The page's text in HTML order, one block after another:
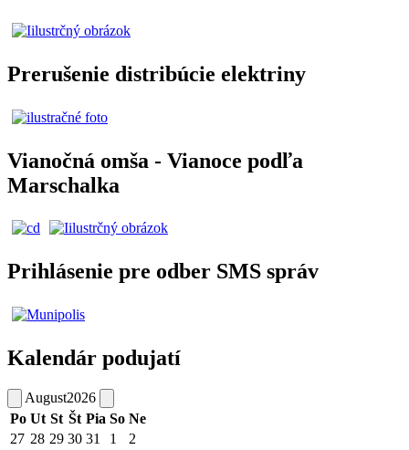
Prerušenie distribúcie elektriny
Vianočná omša - Vianoce podľa
Marschalka
Prihlásenie pre odber SMS správ
Kalendár podujatí
August2026
Po Ut St Št Pia So Ne
27 28 29 30 31 1
2